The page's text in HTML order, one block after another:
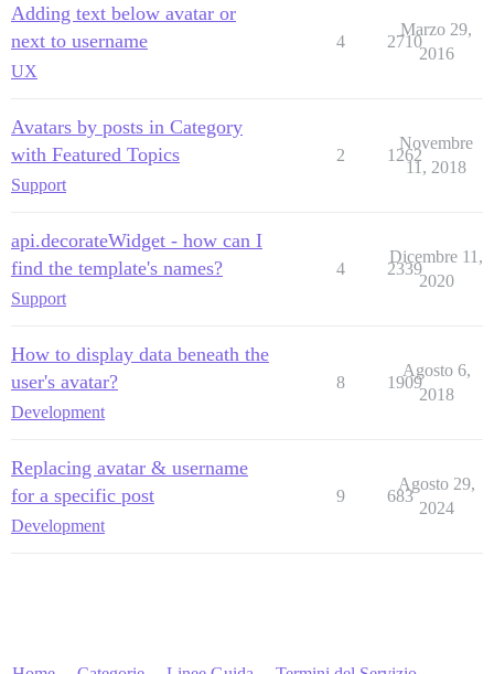
Adding text below avatar or
next to username
UX
4 2710
Marzo 29,
2016
Avatars by posts in Category
with Featured Topics
Support
2 1262
Novembre
11, 2018
api.decorateWidget - how can I
find the template's names?
Support
4 2339
Dicembre 11,
2020
How to display data beneath the
user's avatar?
Development
8 1909
Agosto 6,
2018
Replacing avatar & username
for a specific post
Development
9 683
Agosto 29,
2024